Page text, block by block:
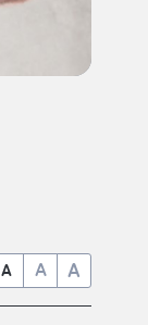
A A A